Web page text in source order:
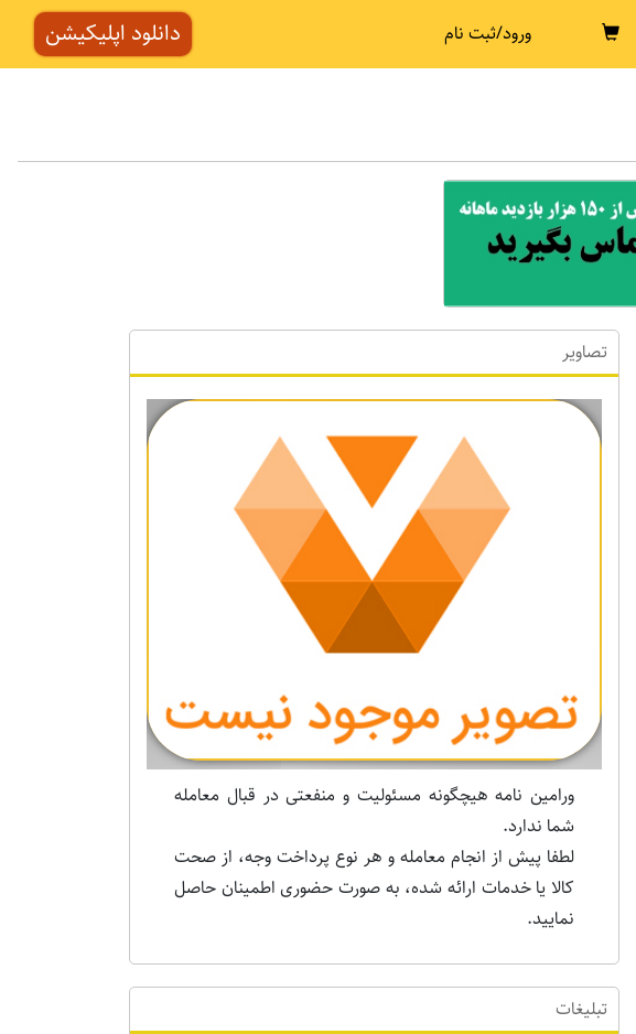
ورود/ثبت نام دانلود اپلیکیشن
تصاویر
ورامین نامه هیچگونه مسئولیت و منفعتی در قبال معامله
شما ندارد.
لطفا پیش از انجام معامله و هر نوع پرداخت وجه، از صحت
کالا یا خدمات ارائه شده، به صورت حضوری اطمینان حاصل
نمایید.
تبلیغات